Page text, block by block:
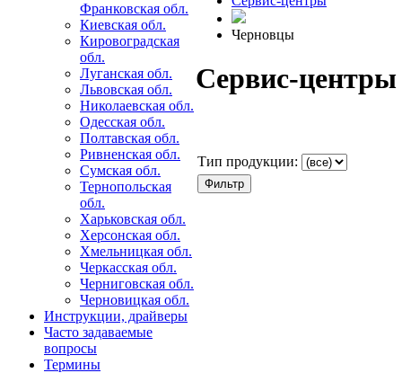
Франковская обл.
Киевская обл.
Кировоградская
обл.
Луганская обл.
Львовская обл.
Николаевская обл.
Одесская обл.
Полтавская обл.
Ривненская обл.
Сумская обл.
Тернопольская
обл.
Харьковская обл.
Херсонская обл.
Хмельницкая обл.
Черкасская обл.
Черниговская обл.
Черновицкая обл.
Инструкции, драйверы
Часто задаваемые
вопросы
Термины
Черновцы
Сервис-центры
Тип продукции: